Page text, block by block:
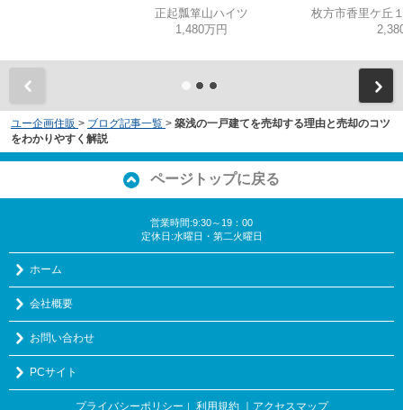
正起瓢箪山ハイツ
1,480万円
ユー企画住販 > ブログ記事一覧 > 築浅の一戸建てを売却する理由と売却のコツ
をわかりやすく解説
ページトップに戻る
営業時間:9:30～19：00
定休日:水曜日・第二火曜日
ホーム
会社概要
お問い合わせ
PCサイト
プライバシーポリシー ｜ 利用規約 ｜アクセスマップ